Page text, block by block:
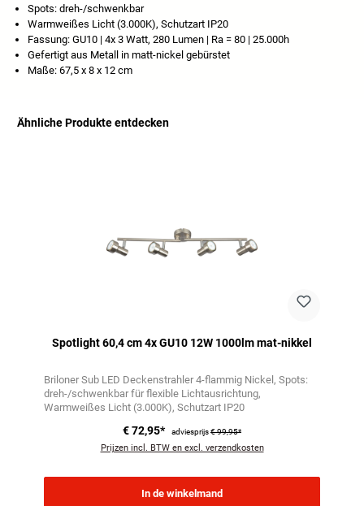
Spots: dreh-/schwenkbar
Warmweißes Licht (3.000K), Schutzart IP20
Fassung: GU10 | 4x 3 Watt, 280 Lumen | Ra = 80 | 25.000h
Gefertigt aus Metall in matt-nickel gebürstet
Maße: 67,5 x 8 x 12 cm
Ähnliche Produkte entdecken
Spotlight 60,4 cm 4x GU10 12W 1000lm mat-nikkel
Briloner Sub LED Deckenstrahler 4-flammig Nickel Spots:
dreh-/schwenkbar für flexible Lichtausrichtung
Warmweißes Licht (3.000K), Schutzart IP20
€ 72,95* adviesprijs€ 99,95*
Prijzen incl. BTW en excl. verzendkosten
In de winkelmand